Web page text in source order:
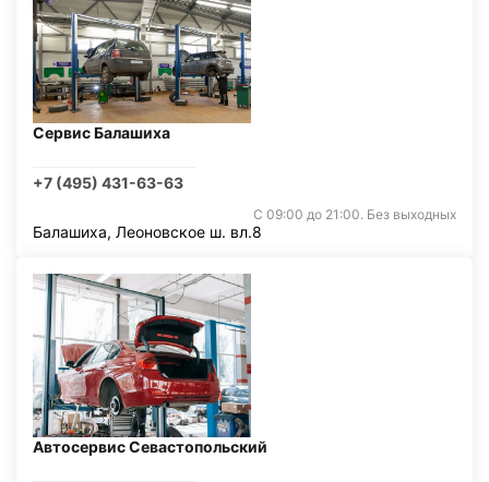
Сервис Балашиха
+7 (495) 431-63-63
С 09:00 до 21:00. Без выходных
Балашиха, Леоновское ш. вл.8
Автосервис Севастопольский